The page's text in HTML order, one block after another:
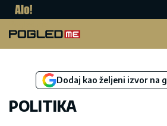
Dodaj kao željeni izvor na
POLITIKA